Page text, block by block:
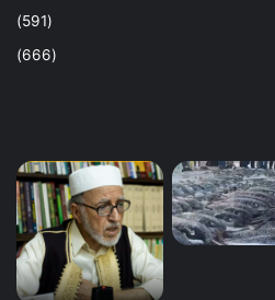
(591)
(666)